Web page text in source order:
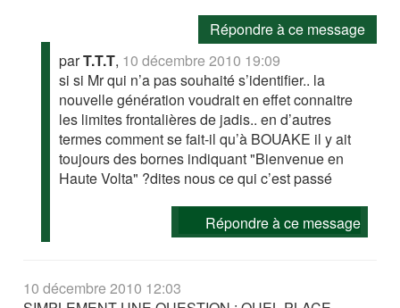
Répondre à ce message
parT.T.T, 10 décembre 2010 19:09
si si Mr qui n’a pas souhaité s’identifier.. la
nouvelle génération voudrait en effet connaitre
les limites frontalières de jadis.. en d’autres
termes comment se fait-il qu’à BOUAKE il y ait
toujours des bornes indiquant "Bienvenue en
Haute Volta" ?dites nous ce qui c’est passé
Répondre à ce message
10 décembre 2010 12:03